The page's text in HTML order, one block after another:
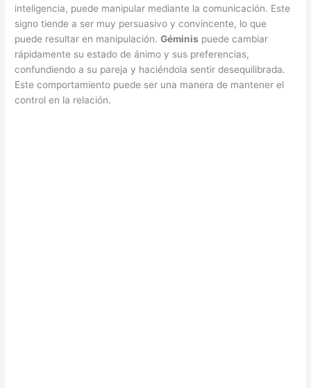
inteligencia, puede manipular mediante la comunicación. Este
signo tiende a ser muy persuasivo y convincente, lo que
puede resultar en manipulación.Géminis puede cambiar
rápidamente su estado de ánimo y sus preferencias,
confundiendo a su pareja y haciéndola sentir desequilibrada.
Este comportamiento puede ser una manera de mantener el
control en la relación.